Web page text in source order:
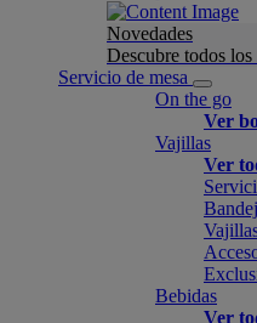
Novedades
Descubre todos
Servicio de mesa
On the go
Ver
Vajillas
Ver
Bebidas
Ver